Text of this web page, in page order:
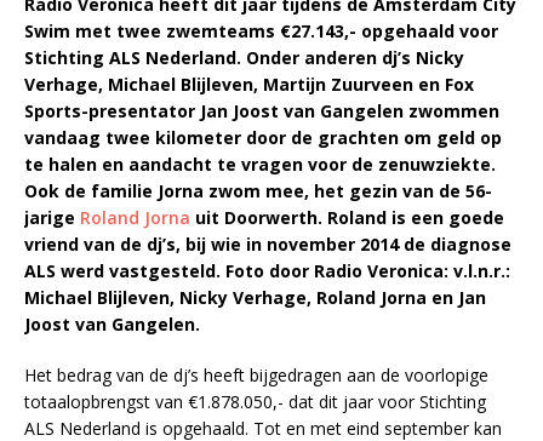
Swim met twee zwemteams €27.143,- opgehaald voor
Stichting ALS Nederland. Onder anderen dj’s Nicky
Verhage, Michael Blijleven, Martijn Zuurveen en Fox
Sports-presentator Jan Joost van Gangelen zwommen
vandaag twee kilometer door de grachten om geld op
te halen en aandacht te vragen voor de zenuwziekte.
Ook de familie Jorna zwom mee, het gezin van de 56-
jarige Roland Jorna uit Doorwerth. Roland is een goede
vriend van de dj’s, bij wie in november 2014 de diagnose
ALS werd vastgesteld. Foto door Radio Veronica: v.l.n.r.:
Michael Blijleven, Nicky Verhage, Roland Jorna en Jan
Joost van Gangelen.
Het bedrag van de dj’s heeft bijgedragen aan de voorlopige
totaalopbrengst van €1.878.050,- dat dit jaar voor Stichting
ALS Nederland is opgehaald. Tot en met eind september kan